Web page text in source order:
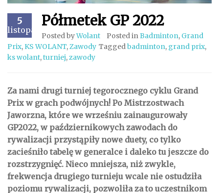
5
listopad
Półmetek GP 2022
Posted byWolant Posted inBadminton, Grand
Prix, KS WOLANT,Zawody Taggedbadminton, grand prix,
ks wolant,turniej,zawody
Za nami drugi turniej tegorocznego cyklu Grand
Prix w grach podwójnych! Po Mistrzostwach
Jaworzna, które we wrześniu zainaugurowały
GP2022, w październikowych zawodach do
rywalizacji przystąpiły nowe duety, co tylko
zacieśniło tabelę w generalce i daleko tu jeszcze do
rozstrzygnięć. Nieco mniejsza, niż zwykle,
frekwencja drugiego turnieju wcale nie ostudziła
poziomu rywalizacji, pozwoliła za to uczestnikom